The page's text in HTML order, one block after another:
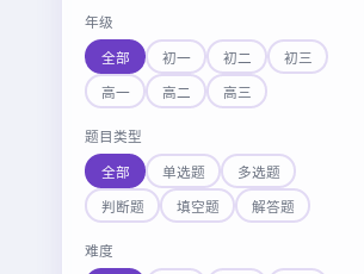
年级
全部
初一 初二
初三
高一
高二 高三
题目类型
全部
单选题
多选题
判断题
填空题 解答题
难度